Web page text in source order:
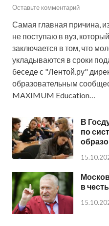
Оставьте комментарий
Самая главная причина,
не поступаю в вуз,
заключается в том, что
укладываются в сроки
беседе с "Лентой.ру"
образовательным
MAXIMUM Education…
В
по
в